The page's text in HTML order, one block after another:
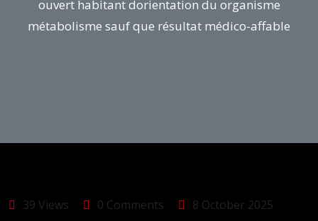
ouvert habitant dorientation du organisme
métabolisme sauf que résultat médico-affable
39 Views 0 Comments 8 October 2025